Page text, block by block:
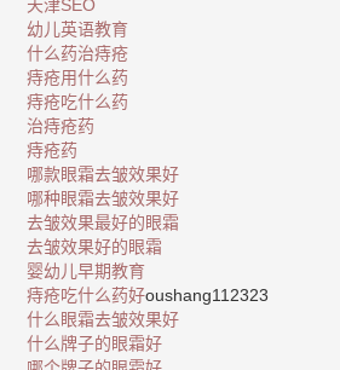
天津SEO
幼儿英语教育
什么药治痔疮
痔疮用什么药
痔疮吃什么药
治痔疮药
痔疮药
哪款眼霜去皱效果好
哪种眼霜去皱效果好
去皱效果最好的眼霜
去皱效果好的眼霜
婴幼儿早期教育
痔疮吃什么药好oushang112323
什么眼霜去皱效果好
什么牌子的眼霜好